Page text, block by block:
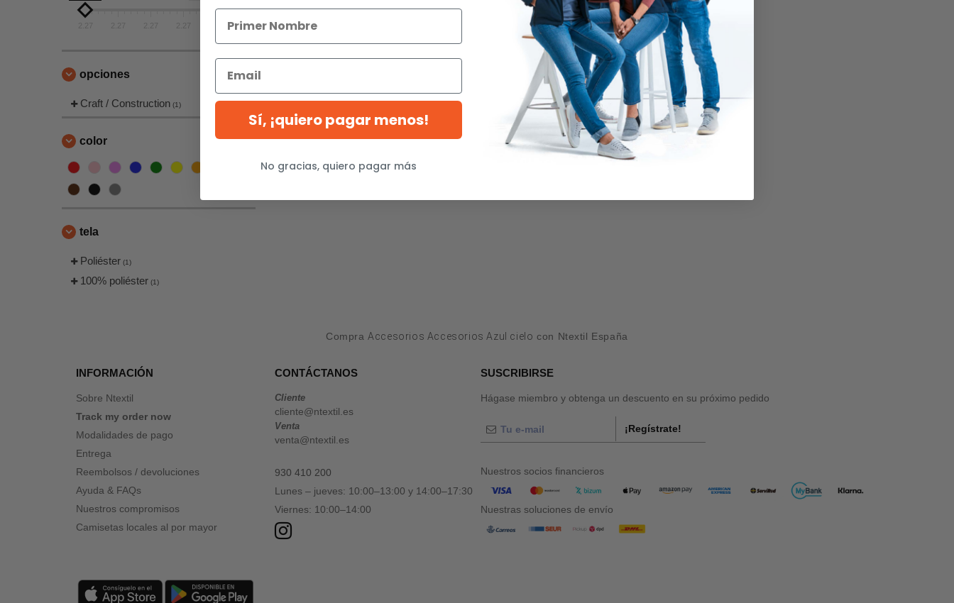
opciones
Craft / Construction (1)
color
tela
Poliéster (1)
100% poliéster (1)
Compra Accesorios Accesorios Azul cielo con Ntextil España
INFORMACIÓN
Sobre Ntextil
Track my order now
Modalidades de pago
Entrega
Reembolsos / devoluciones
Ayuda & FAQs
Nuestros compromisos
Camisetas locales al por mayor
CONTÁCTANOS
Cliente
cliente@ntextil.es
Venta
venta@ntextil.es
930 410 200
Lunes – jueves: 10:00–13:00 y 14:00–17:30
Viernes: 10:00–14:00
SUSCRIBIRSE
Hágase miembro y obtenga un descuento en su próximo pedido
¡Regístrate!
Nuestros socios financieros
Nuestras soluciones de envío
Sí, ¡quiero pagar menos!
No gracias, quiero pagar más